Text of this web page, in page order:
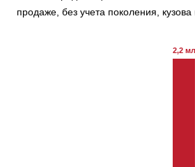
продаже, без учета поколения,
2,2